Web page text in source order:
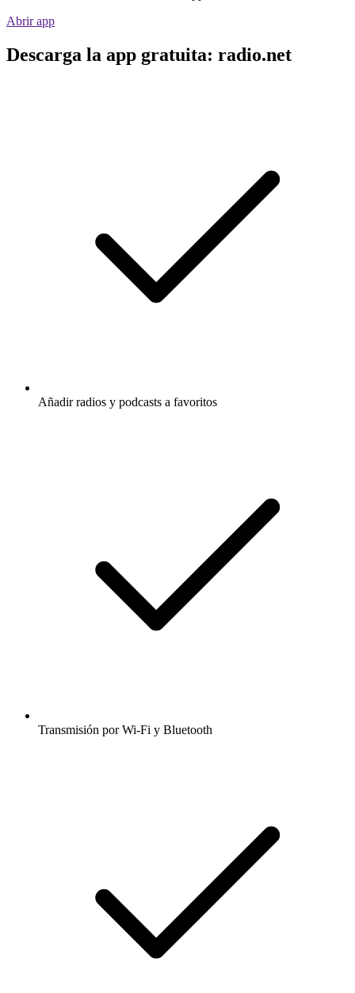
Abrir app
Descarga la app gratuita: radio.net
Añadir radios y podcasts a favoritos
Transmisión por Wi-Fi y Bluetooth